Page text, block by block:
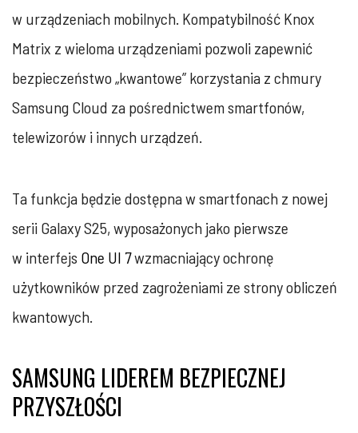
w urządzeniach mobilnych. Kompatybilność Knox
Matrix z wieloma urządzeniami pozwoli zapewnić
bezpieczeństwo „kwantowe” korzystania z chmury
Samsung Cloud za pośrednictwem smartfonów,
telewizorów i innych urządzeń.
Ta funkcja będzie dostępna w smartfonach z nowej
serii Galaxy S25, wyposażonych jako pierwsze
w interfejs One UI 7wzmacniający ochronę
użytkowników przed zagrożeniami ze strony obliczeń
kwantowych.
SAMSUNG LIDEREM BEZPIECZNEJ
PRZYSZŁOŚCI